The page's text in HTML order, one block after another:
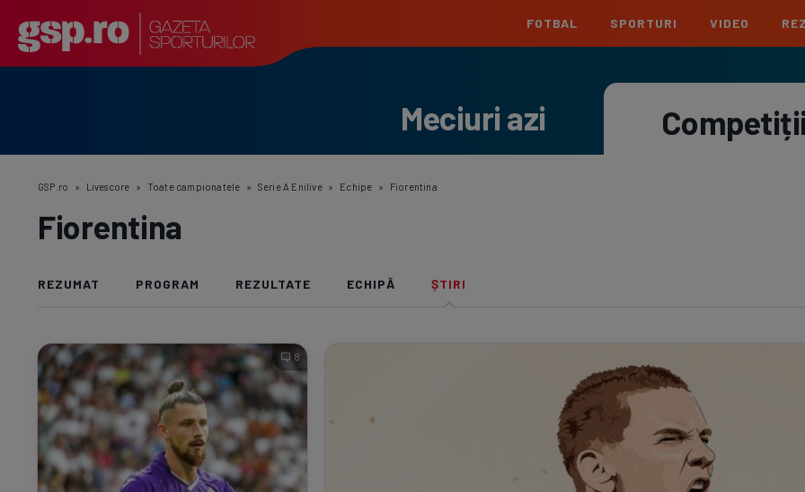
FOTBAL
Clasament
Liga 2
Echipe
SPORTURI VIDEO
Meciuri azi
GSP.ro » Livescore » Toate campionatele » Serie A Enilive » Echipe » Fiorentina
Fiorentina
REZUMAT PROGRAM REZULTATE ECHIPĂ ȘTIRI
8